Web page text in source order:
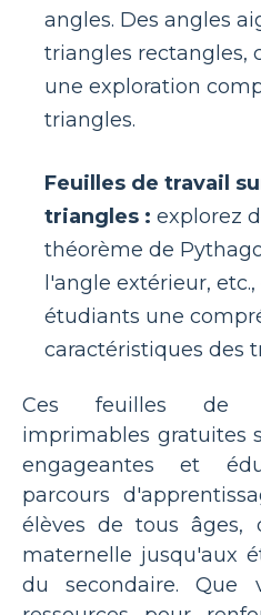
angles. Des angles
triangles rectangles,
une exploration
triangles.
Feuilles de travail
triangles : explorez
théorème de
l'angle extérieur,
étudiants une
caractéristiques des
Ces feuilles de
imprimables gratuites
engageantes et
parcours
élèves de tous
maternelle jusqu'aux
du secondaire. Que